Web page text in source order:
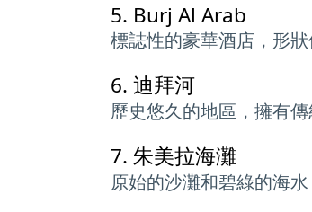
5. Burj Al Arab
標誌性的豪華酒店，形
6. 迪拜河
歷史悠久的地區，擁有
7. 朱美拉海灘
原始的沙灘和碧綠的海